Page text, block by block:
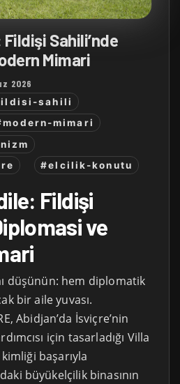
Sahili’nde
Mimari
2026
sahili
mimari
#elcilik-konutu
Fildişi
ve
düşünün: hem diplomatik
bir aile yuvası.
Abidjan’da İsviçre’nin
için tasarladığı Villa
başarıyla
büyükelçilik binasının